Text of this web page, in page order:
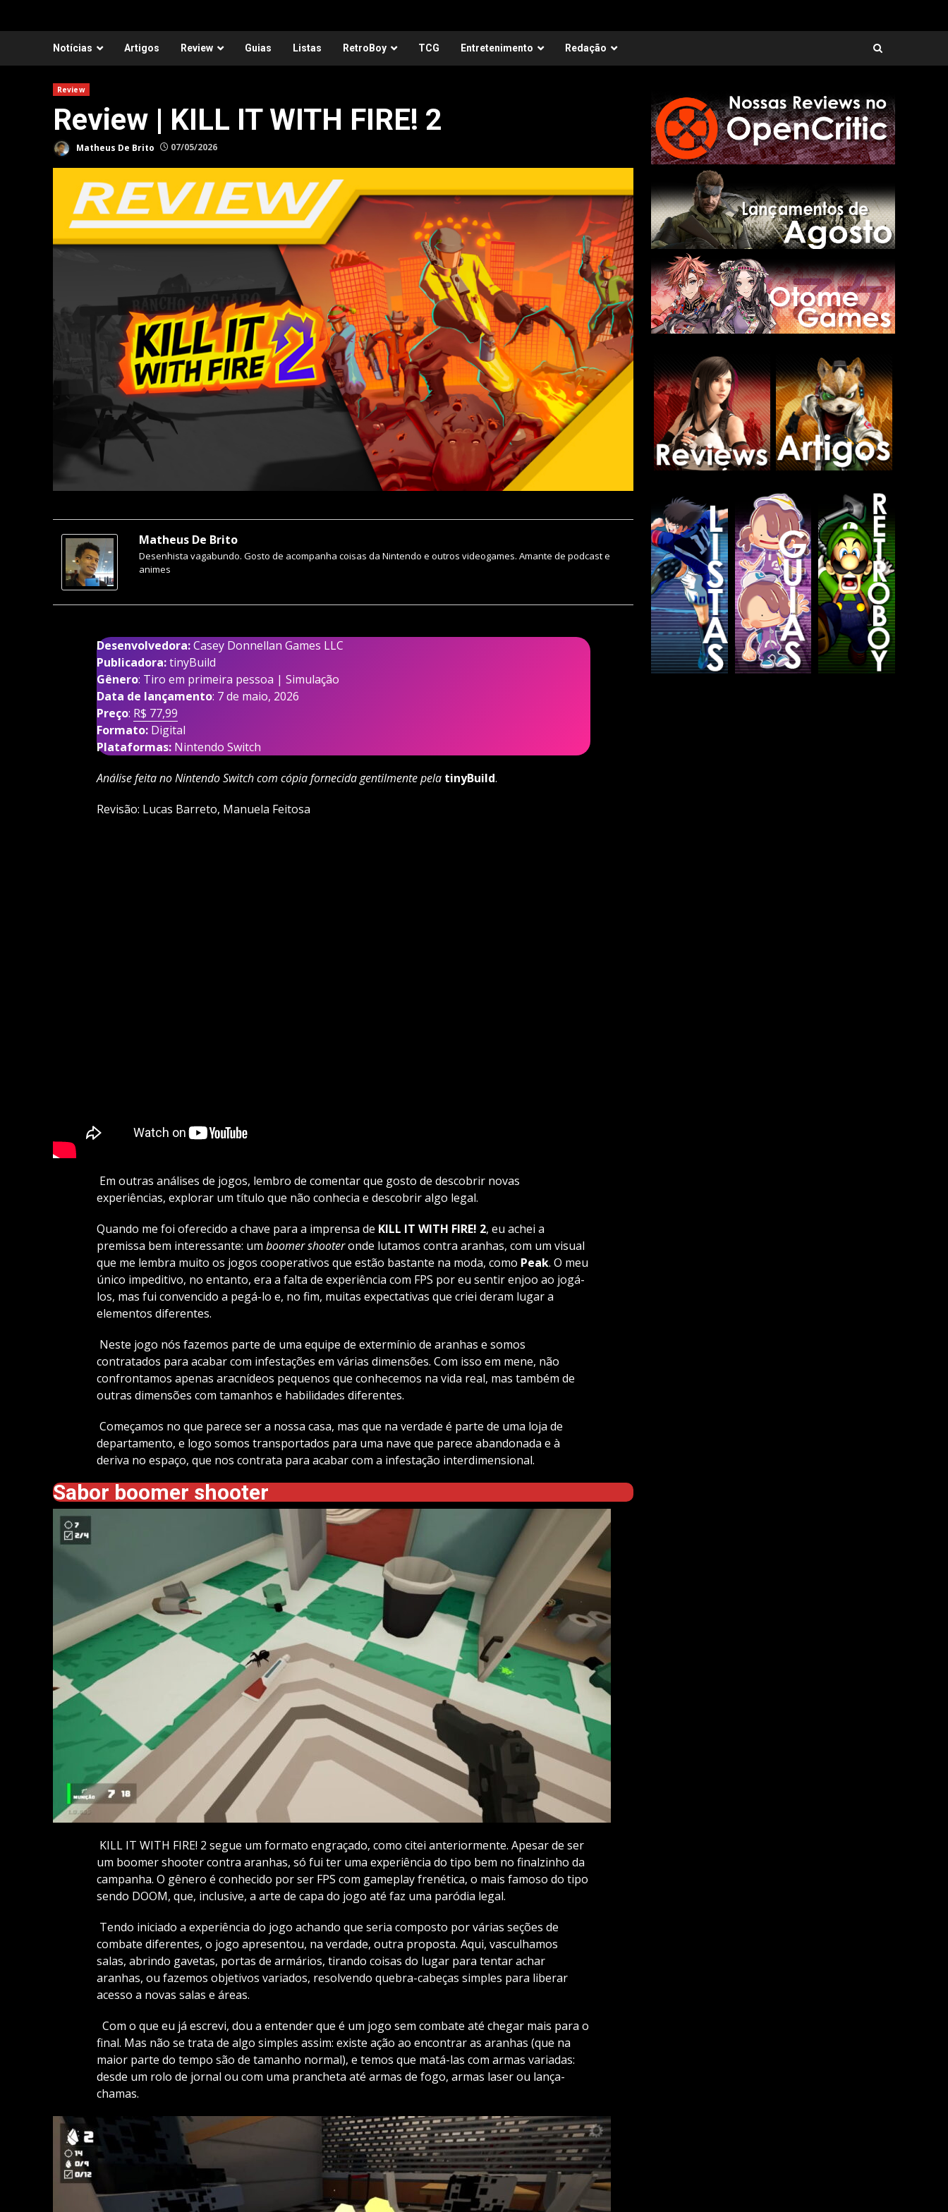
Notícias Artigos Review Guias Listas RetroBoy TCG Entretenimento Redação
Review
Review | KILL IT WITH FIRE! 2
Matheus De Brito 07/05/2026
Matheus De Brito
Desenhista vagabundo. Gosto de acompanha coisas da Nintendo e outros videogames. Amante de podcast e
animes
Desenvolvedora:Casey Donnellan Games LLC
Publicadora:tinyBuild
Gênero: Tiro em primeira pessoa | Simulação
Data de lançamento: 7 de maio, 2026
Preço: R$ 77,99
Formato: Digital
Plataformas:Nintendo Switch
Análise feita no Nintendo Switch com cópia fornecida gentilmente pela tinyBuild.
Revisão: Lucas Barreto, Manuela Feitosa
Em outras análises de jogos, lembro de comentar que gosto de descobrir novas
experiências, explorar um título que não conhecia e descobrir algo legal.
Quando me foi oferecido a chave para a imprensa de KILL IT WITH FIRE! 2, eu achei a
premissa bem interessante: um boomer shooteronde lutamos contra aranhas, com um visual
que me lembra muito os jogos cooperativos que estão bastante na moda, como Peak. O meu
único impeditivo, no entanto, era a falta de experiência com FPS por eu sentir enjoo ao jogá-
los, mas fui convencido a pegá-lo e, no fim, muitas expectativas que criei deram lugar a
elementos diferentes.
Neste jogo nós fazemos parte de uma equipe de extermínio de aranhas e somos
contratados para acabar com infestações em várias dimensões. Com isso em mene, não
confrontamos apenas aracnídeos pequenos que conhecemos na vida real, mas também de
outras dimensões com tamanhos e habilidades diferentes.
Começamos no que parece ser a nossa casa, mas que na verdade é parte de uma loja de
departamento, e logo somos transportados para uma nave que parece abandonada e à
deriva no espaço, que nos contrata para acabar com a infestação interdimensional.
Sabor boomer shooter
KILL IT WITH FIRE! 2 segue um formato engraçado, como citei anteriormente. Apesar de ser
um boomer shooter contra aranhas, só fui ter uma experiência do tipo bem no finalzinho da
campanha. O gênero é conhecido por ser FPS com gameplay frenética, o mais famoso do tipo
sendo DOOM, que, inclusive, a arte de capa do jogo até faz uma paródia legal.
Tendo iniciado a experiência do jogo achando que seria composto por várias seções de
combate diferentes, o jogo apresentou, na verdade, outra proposta. Aqui, vasculhamos
salas, abrindo gavetas, portas de armários, tirando coisas do lugar para tentar achar
aranhas, ou fazemos objetivos variados, resolvendo quebra-cabeças simples para liberar
acesso a novas salas e áreas.
Com o que eu já escrevi, dou a entender que é um jogo sem combate até chegar mais para o
final. Mas não se trata de algo simples assim: existe ação ao encontrar as aranhas (que na
maior parte do tempo são de tamanho normal), e temos que matá-las com armas variadas:
desde um rolo de jornal ou com uma prancheta até armas de fogo, armas laser ou lança-
chamas.